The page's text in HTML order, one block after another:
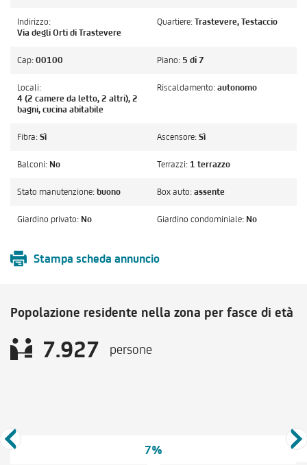
Indirizzo:
Via degli Orti di Trastevere
Quartiere: Trastevere, Testaccio
Cap: 00100 Piano: 5 di 7
Locali:
4 (2 camere da letto, 2 altri), 2
bagni, cucina abitabile
Riscaldamento: autonomo
Fibra: Sì Ascensore: Sì
Balconi: No Terrazzi: 1 terrazzo
Stato manutenzione: buono Box auto: assente
Giardino privato: No Giardino condominiale: No
Stampa scheda annuncio
Popolazione residente nella zona per fasce di età
7.927 persone
7%